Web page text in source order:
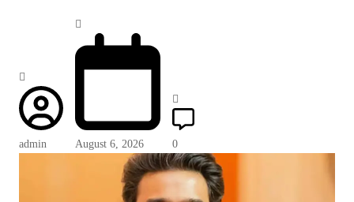
admin August 6, 2026 0